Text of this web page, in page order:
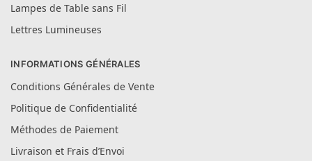
Lampes de Table sans Fil
Lettres Lumineuses
INFORMATIONS GÉNÉRALES
Conditions Générales de Vente
Politique de Confidentialité
Méthodes de Paiement
Livraison et Frais d’Envoi